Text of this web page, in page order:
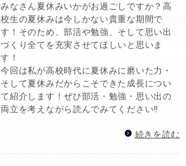
みなさん夏休みいかがお過ごしですか？高
校生の夏休みは今しかない貴重な期間で
す！そのため、部活や勉強、そして思い出
づくり全てを充実させてほしいと思いま
す！
今回は私が高校時代に夏休みに磨いた力・
そして夏休みだからこそできた成長につい
て紹介します！ぜひ部活・勉強・思い出の
両立を考えながら読んでみてください‼️
続きを読む